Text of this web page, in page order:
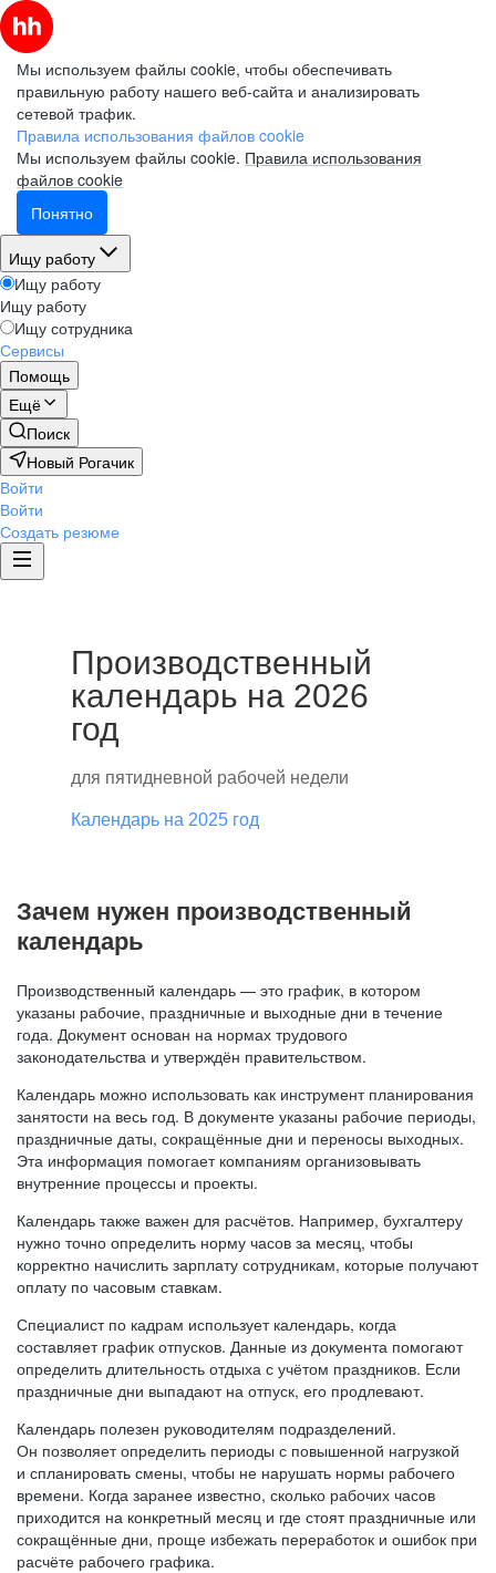
Мы используем файлы cookie, чтобы обеспечивать
правильную работу нашего веб-сайта и анализировать
сетевой трафик.
Правила использования файлов cookie
Мы используем файлы cookie. Правила использования
файлов cookie
Понятно
Ищу работу
Ищу работу
Ищу работу
Ищу сотрудника
Сервисы
Помощь
Ещё
Поиск
Новый Рогачик
Войти
Войти
Создать резюме
Производственный
календарь на 2026
год
для пятидневной рабочей недели
Календарь на 2025 год
Зачем нужен производственный
календарь
Производственный календарь — это график, в котором
указаны рабочие, праздничные и выходные дни в течение
года. Документ основан на нормах трудового
законодательства и утверждён правительством.
Календарь можно использовать как инструмент планирования
занятости на весь год. В документе указаны рабочие периоды,
праздничные даты, сокращённые дни и переносы выходных.
Эта информация помогает компаниям организовывать
внутренние процессы и проекты.
Календарь также важен для расчётов. Например, бухгалтеру
нужно точно определить норму часов за месяц, чтобы
корректно начислить зарплату сотрудникам, которые получают
оплату по часовым ставкам.
Специалист по кадрам использует календарь, когда
составляет график отпусков. Данные из документа помогают
определить длительность отдыха с учётом праздников. Если
праздничные дни выпадают на отпуск, его продлевают.
Календарь полезен руководителям подразделений.
Он позволяет определить периоды с повышенной нагрузкой
и спланировать смены, чтобы не нарушать нормы рабочего
времени. Когда заранее известно, сколько рабочих часов
приходится на конкретный месяц и где стоят праздничные или
сокращённые дни, проще избежать переработок и ошибок при
расчёте рабочего графика.